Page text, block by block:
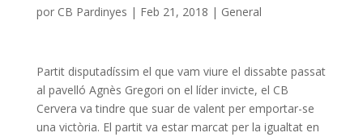
por CB Pardinyes | Feb 21, 2018 | General
Partit disputadíssim el que vam viure el dissabte passat
al pavelló Agnès Gregori on el líder invicte, el CB
Cervera va tindre que suar de valent per emportar-se
una victòria. El partit va estar marcat per la igualtat en